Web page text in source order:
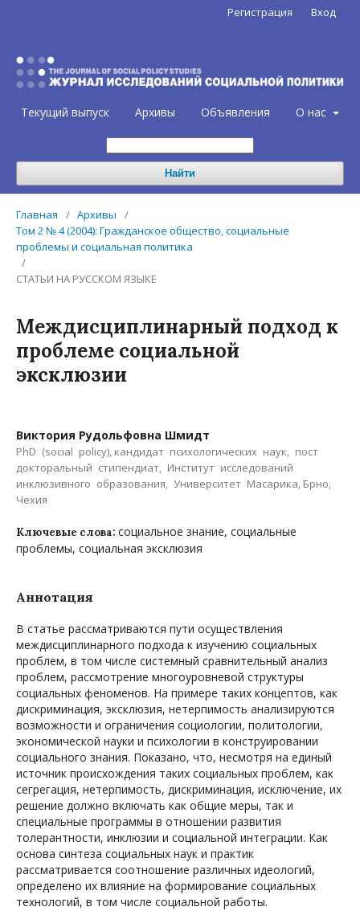
Текущий выпуск Архивы Объявления О нас
Найти
Регистрация Вход
Главная / Архивы
/
Том 2 № 4 (2004): Гражданское общество, социальные
проблемы и социальная политика
/
СТАТЬИ НА РУССКОМ ЯЗЫКЕ
Междисциплинарный подход к
проблеме социальной
эксклюзии
Виктория Рудольфовна Шмидт
PhD (social policy), кандидат психологических наук, пост
докторальный стипендиат, Институт исследований
инклюзивного образования, Университет Масарика, Брно,
Чехия
Ключевые слова: социальное знание, социальные
проблемы, социальная эксклюзия
Аннотация
В статье рассматриваются пути осуществления
междисциплинарного подхода к изучению социальных
проблем, в том числе системный сравнительный анализ
проблем, рассмотрение многоуровневой структуры
социальных феноменов. На примере таких концептов, как
дискриминация, эксклюзия, нетерпимость анализируются
возможности и ограничения социологии, политологии,
экономической науки и психологии в конструировании
социального знания. Показано, что, несмотря на единый
источник происхождения таких социальных проблем, как
сегрегация, нетерпимость, дискриминация, исключение, их
решение должно включать как общие меры, так и
специальные программы в отношении развития
толерантности, инклюзии и социальной интеграции. Как
основа синтеза социальных наук и практик
рассматривается соотношение различных идеологий,
определено их влияние на формирование социальных
технологий, в том числе социальной работы.